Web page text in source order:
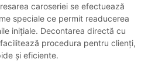
caroseriei se efectuează
speciale ce permit readucerea
inițiale. Decontarea directă cu
procedura pentru clienți,
și eficiente.